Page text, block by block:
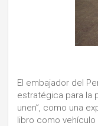
El embajador del
estratégica para la
unen”, como una
libro como